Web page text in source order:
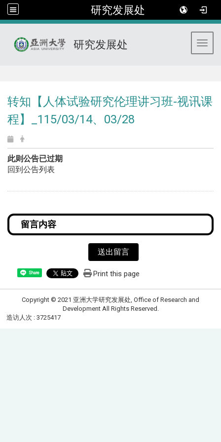
研究发展处
研究发展处
转知【人体试验研究伦理讲习班-视讯课
程】_115/03/14、03/28
此则公告已过期
回到公告列表
送出留言
Share Print this page
Copyright © 2021 亚洲大学研究发展处, Office of Research and
Development All Rights Reserved.
造访人次 : 3725417